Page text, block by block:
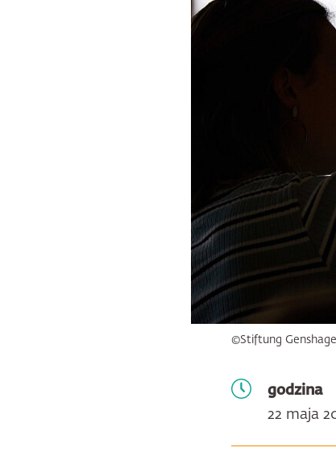
©Stiftung
godzina
22 maja